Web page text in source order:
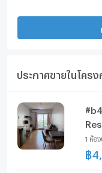
ประกาศขายในโครง
ld
1 ห้อ
฿